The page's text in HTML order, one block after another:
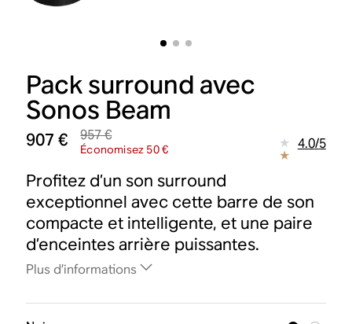
Pack surround avec
Sonos Beam
907 € 957 €
Économisez 50 € 4.0/5
Profitez d’un son surround
exceptionnel avec cette barre de son
compacte et intelligente, et une paire
d’enceintes arrière puissantes.
Plus d’informations